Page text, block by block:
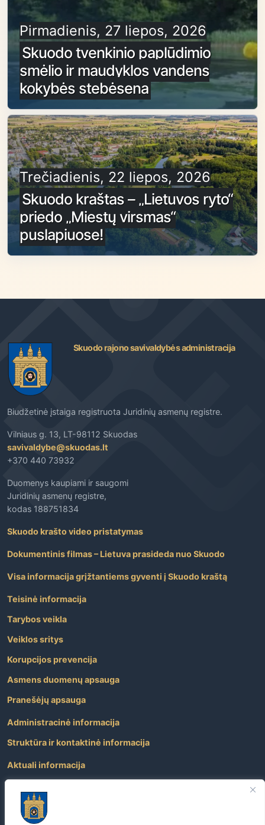
Pirmadienis, 27 liepos, 2026
Skuodo tvenkinio paplūdimio
smėlio ir maudyklos vandens
kokybės stebėsena
Trečiadienis, 22 liepos, 2026
Skuodo kraštas – „Lietuvos ryto“
priedo „Miestų virsmas“
puslapiuose!
Skuodo rajono savivaldybės administracija
Biudžetinė įstaiga registruota Juridinių asmenų registre.
Vilniaus g. 13, LT-98112 Skuodas
savivaldybe@skuodas.lt
+370 440 73932
Duomenys kaupiami ir saugomi
Juridinių asmenų registre,
kodas 188751834
Skuodo krašto video pristatymas
Dokumentinis filmas – Lietuva prasideda nuo Skuodo
Visa informacija grįžtantiems gyventi į Skuodo kraštą
Teisinė informacija
Tarybos veikla
Veiklos sritys
Korupcijos prevencija
Asmens duomenų apsauga
Pranešėjų apsauga
Administracinė informacija
Struktūra ir kontaktinė informacija
Aktuali informacija
Atviri duomenys